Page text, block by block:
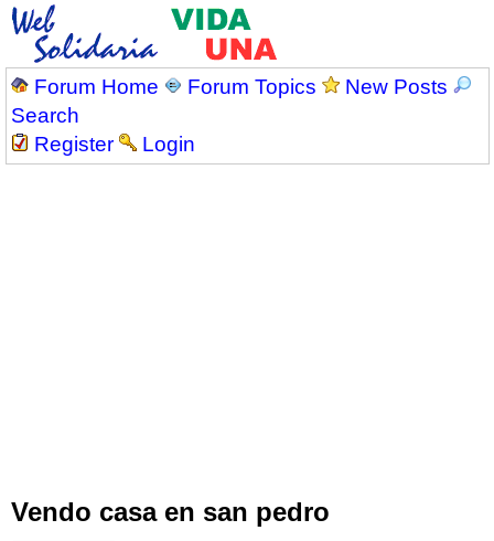
Forum Home Forum Topics
New Posts
Search
Register
Login
Vendo casa en san pedro